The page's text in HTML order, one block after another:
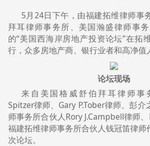
5月24日下午，由福建拓维律师事
拜耳律师事务所、美国瀚盛律师事
的“美国西海岸房地产投资论坛”在拓
行，众多房地产商、银行业者和高净值
论坛现场
来自美国格威舒伯拜耳律师事
Spitzer律师、Gary P.Tober律师、彭
师事务所合伙人Rory J.Campbell律师
福建拓维律师事务所合伙人钱冠笛律师
次论坛。